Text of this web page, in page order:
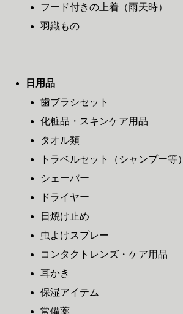
フード付きの上着（雨天時）
羽織もの
日用品
歯ブラシセット
化粧品・スキンケア用品
タオル類
トラベルセット（シャンプー等）
シェーバー
ドライヤー
日焼け止め
虫よけスプレー
コンタクトレンズ・ケア用品
耳かき
保湿アイテム
常備薬